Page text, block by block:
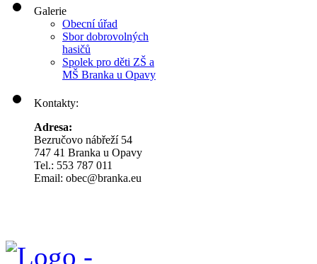
Galerie
Obecní úřad
Sbor dobrovolných
hasičů
Spolek pro děti ZŠ a
MŠ Branka u Opavy
Kontakty:
Adresa:
Bezručovo nábřeží 54
747 41 Branka u Opavy
Tel.: 553 787 011
Email: obec@branka.eu